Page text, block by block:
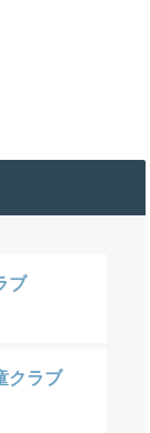
ブ
クラブ